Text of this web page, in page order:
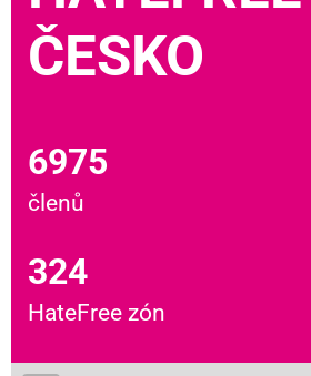
ČESKO
6975
členů
324
HateFree zón